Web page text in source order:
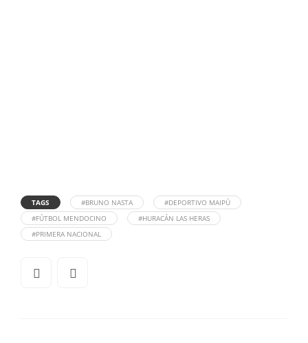
TAGS #BRUNO NASTA
#DEPORTIVO MAIPÚ
#FÚTBOL MENDOCINO
#HURACÁN LAS HERAS
#PRIMERA NACIONAL